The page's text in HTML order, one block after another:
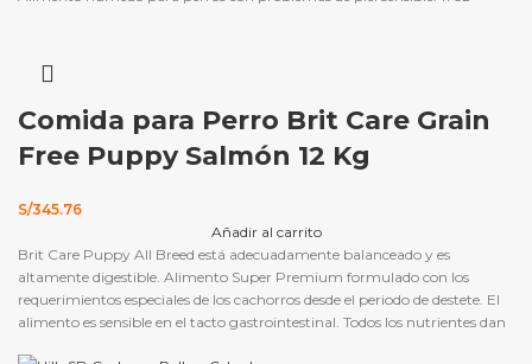
Comida para Perro Brit Care Grain
Free Puppy Salmón 12 Kg
S/345.76
Añadir al carrito
Brit Care Puppy All Breed está adecuadamente balanceado y es
altamente digestible. Alimento Super Premium formulado con los
requerimientos especiales de los cachorros desde el periodo de destete. El
alimento es sensible en el tacto gastrointestinal. Todos los nutrientes dan